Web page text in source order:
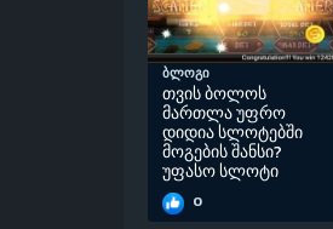
ბლოგი
თვის ბოლოს
მართლა უფრო
დიდია სლოტებში
მოგების შანსი?
უფასო სლოტი
0